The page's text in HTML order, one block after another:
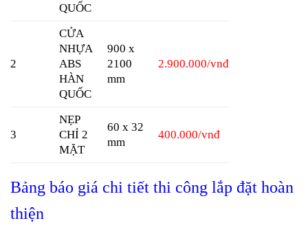
QUỐC
2
CỬA
NHỰA
ABS
HÀN
QUỐC
900 x
2100
mm
2.900.000/vnđ
3
NẸP
CHỈ 2
MẶT
60 x 32
mm
400.000/vnđ
Bảng báo giá chi tiết thi công lắp đặt hoàn
thiện